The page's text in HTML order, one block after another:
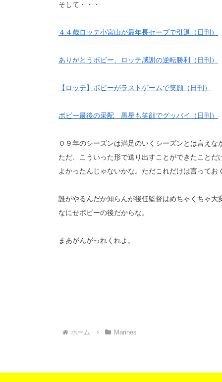
そして・・・
４４歳ロッテ小宮山が最年長セーブで引退（日刊）
ありがとうボビー、ロッテ感謝の逆転勝利（日刊）
【ロッテ】ボビーがラストゲームで笑顔（日刊）
ボビー最後の采配 黒星も笑顔でグッバイ（日刊）
０９年のシーズンは満足のいくシーズンとは言えな
ただ、こういった形で送り出すことができたことだ
よかったんじゃないかな。ただこれだけは言ってお
誰がやるんだか知らんが後任監督はめちゃくちゃ大
なにせボビーの後だからな。
まあがんがっれくれよ。
ホーム Marines